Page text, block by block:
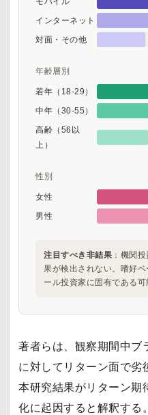
インターネット
対面・その他
年齢層別
若年（18-29）
中年（30-55）
高齢（56以
上）
性別
女性
男性
注目すべき非結果 ：機関
果が検出されない。嗜好
ール投資家に固有である可
著者らは、観察期間中ブ
に対してリターン面で劣
本研究結果がリターン期
化に起因すると解釈する。